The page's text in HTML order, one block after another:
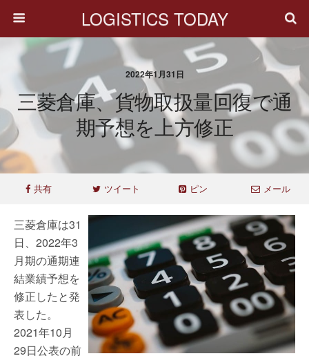
LOGISTICS TODAY
2022年1月31日
三菱倉庫、貨物取扱量回復で通
期予想を上方修正
共有 ツイート ピン メール
三菱倉庫は31
日、2022年3
月期の通期連
結業績予想を
修正したと発
表した。
2021年10月
29日公表の前